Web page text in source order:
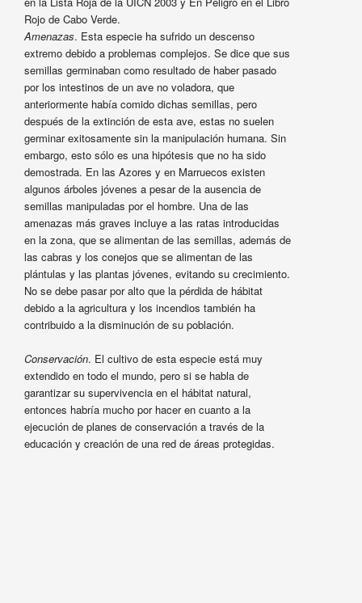
Rojo de Cabo Verde.
Amenazas. Esta especie ha sufrido un descenso
extremo debido a problemas complejos. Se dice que sus
semillas germinaban como resultado de haber pasado
por los intestinos de un ave no voladora, que
anteriormente había comido dichas semillas, pero
después de la extinción de esta ave, estas no suelen
germinar exitosamente sin la manipulación humana. Sin
embargo, esto sólo es una hipótesis que no ha sido
demostrada. En las Azores y en Marruecos existen
algunos árboles jóvenes a pesar de la ausencia de
semillas manipuladas por el hombre. Una de las
amenazas más graves incluye a las ratas introducidas
en la zona, que se alimentan de las semillas, además de
las cabras y los conejos que se alimentan de las
plántulas y las plantas jóvenes, evitando su crecimiento.
No se debe pasar por alto que la pérdida de hábitat
debido a la agricultura y los incendios también ha
contribuido a la disminución de su población.
Conservación. El cultivo de esta especie está muy
extendido en todo el mundo, pero si se habla de
garantizar su supervivencia en el hábitat natural,
entonces habría mucho por hacer en cuanto a la
ejecución de planes de conservación a través de la
educación y creación de una red de áreas protegidas.